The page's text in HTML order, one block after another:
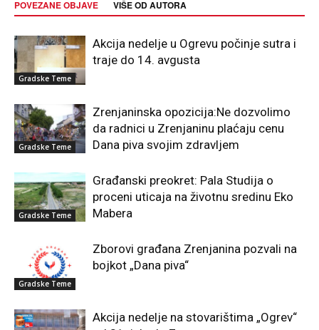
POVEZANE OBJAVE VIŠE OD AUTORA
Gradske Teme
Akcija nedelje u Ogrevu počinje sutra i
traje do 14. avgusta
Gradske Teme
Zrenjaninska opozicija:Ne dozvolimo
da radnici u Zrenjaninu plaćaju cenu
Dana piva svojim zdravljem
Gradske Teme
Građanski preokret: Pala Studija o
proceni uticaja na životnu sredinu Eko
Mabera
Gradske Teme
Zborovi građana Zrenjanina pozvali na
bojkot „Dana piva“
Akcija nedelje na stovarištima „Ogrev“